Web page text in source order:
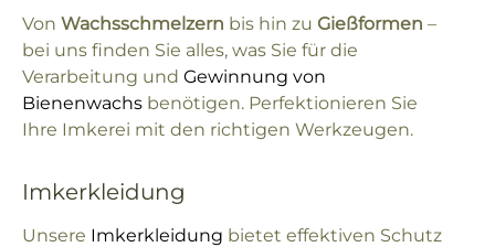
Von Wachsschmelzern bis hin zu Gießformen –
bei uns finden Sie alles, was Sie für die
Verarbeitung und Gewinnung von
Bienenwachs benötigen. Perfektionieren Sie
Ihre Imkerei mit den richtigen Werkzeugen.
Imkerkleidung
Unsere Imkerkleidung bietet effektiven Schutz